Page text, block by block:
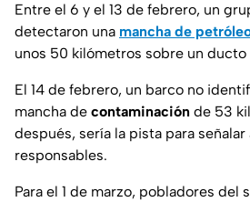
Entre el 6 y el 13 de febrero, un
detectaron una mancha de
unos 50 kilómetros sobre un ducto
El 14 de febrero, un barco no
mancha de contaminación de 53
después, sería la pista para
responsables.
Para el 1 de marzo, pobladores del